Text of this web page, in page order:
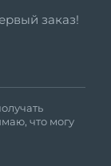
заказ!
что могу